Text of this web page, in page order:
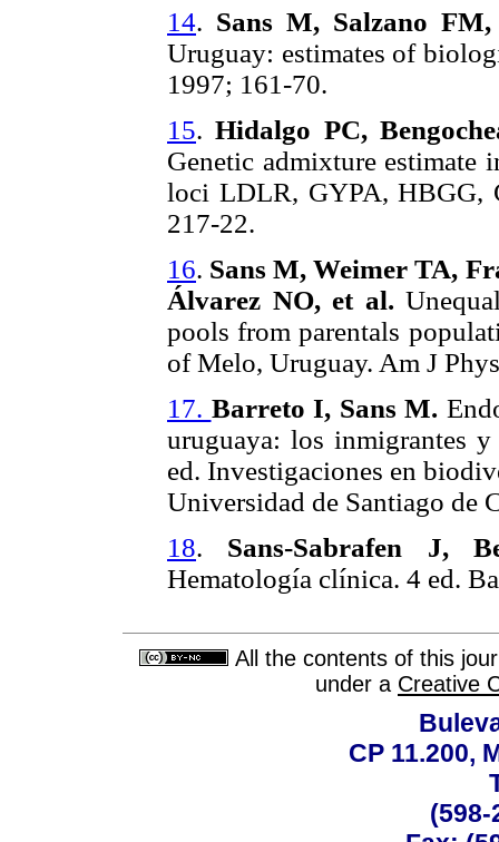
14. Sans M, Salzano
Uruguay: estimates of
1997; 161-70.
15. Hidalgo PC,
Genetic admixture estimate
loci LDLR, GYPA, HBGG,
217-22.
16. Sans M, Weimer TA,
Álvarez NO, et al.
pools from parentals
of Melo, Uruguay. Am J
17. Barreto I, Sans M.
uruguaya: los inmigrantes
ed. Investigaciones en
Universidad de Santiago de
18. Sans-Sabrafen J,
Hematología clínica. 4 ed.
All the contents of this
under a Creative
CP 11.200,
(598-